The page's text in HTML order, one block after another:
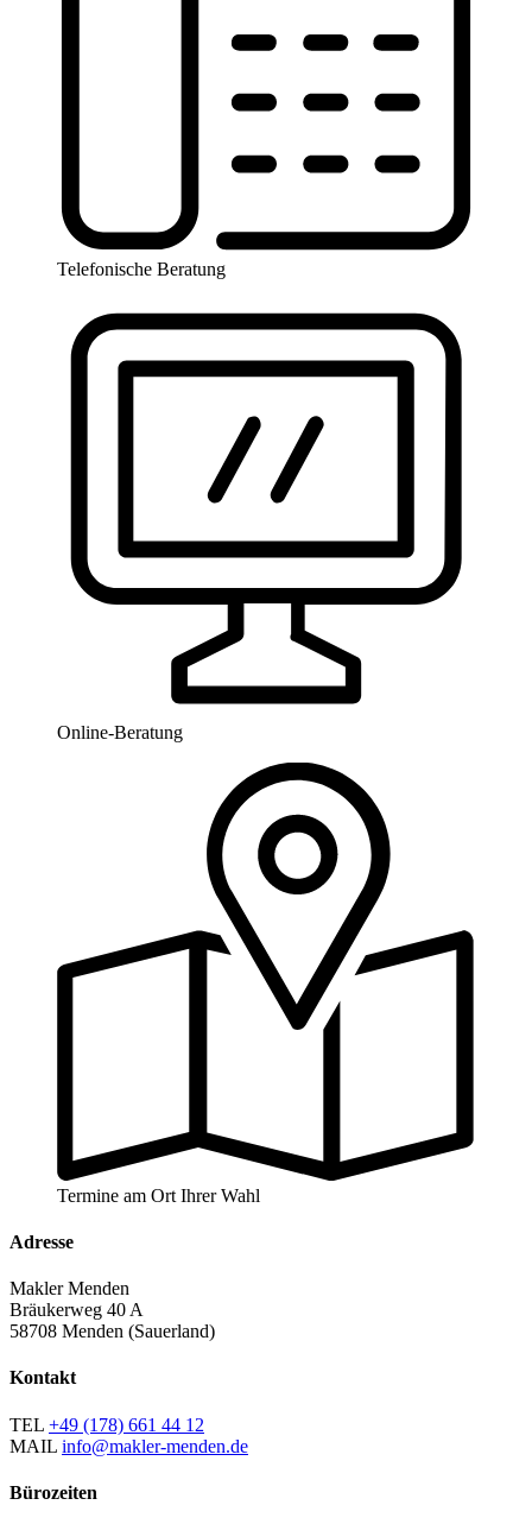
Telefonische Beratung
Online-Beratung
Termine am Ort Ihrer Wahl
Adresse
Makler Menden
Bräukerweg 40 A
58708 Menden (Sauerland)
Kontakt
TEL +49 (178) 661 44 12
MAIL info@makler-menden.de
Bürozeiten